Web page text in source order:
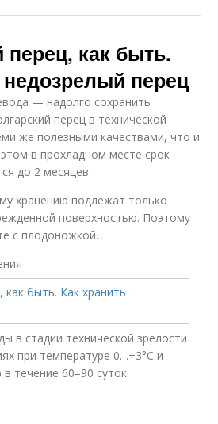
как быть.
недозрелый перец
— надолго сохранить
перец в технической
же полезными качествами, что и
в прохладном месте срок
до 2 месяцев.
хранению подлежат только
поверхностью. Поэтому
с плодоножкой.
в стадии технической зрелости
при температуре 0…+3°C и
течение 60–90 суток.